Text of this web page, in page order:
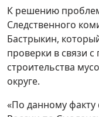
К решению
Следственного
Бастрыкин,
проверки в связи
строительства
округе.
«По данному